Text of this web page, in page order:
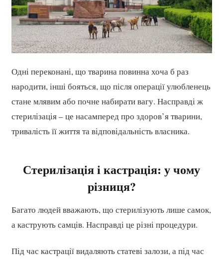
Одні переконані, що тварина повинна хоча б раз
народити, інші бояться, що після операції улюбленець
стане млявим або почне набирати вагу. Насправді ж
стерилізація – це насамперед про здоров’я тварини,
тривалість її життя та відповідальність власника.
Стерилізація і кастрація: у чому
різниця?
Багато людей вважають, що стерилізують лише самок,
а каструють самців. Насправді це різні процедури.
Під час кастрації видаляють статеві залози, а під час